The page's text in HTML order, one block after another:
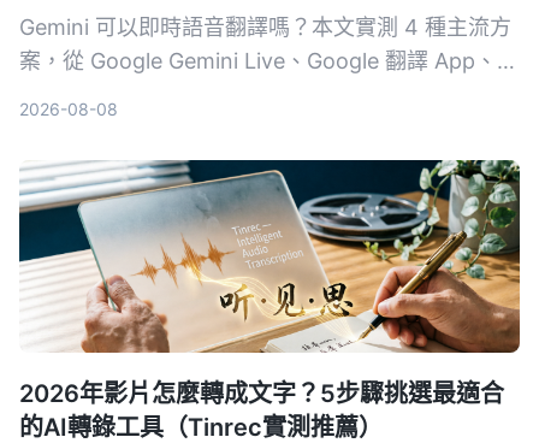
Gemini 可以即時語音翻譯嗎？本文實測 4 種主流方
案，從 Google Gemini Live、Google 翻譯 App、第
語言溝通組合。
2026-08-08
2026年影片怎麼轉成文字？5步驟挑選最適合
的AI轉錄工具（Tinrec實測推薦）